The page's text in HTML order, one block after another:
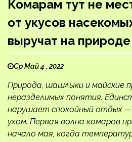
Комарам тут не
от укусов
выручат на природе
Ср Май 4 , 2022
Природа, шашлыки и майские
неразделимых понятия.
нарушает спокойный отдых
ухом. Первая волна комаров
начало мая, когда